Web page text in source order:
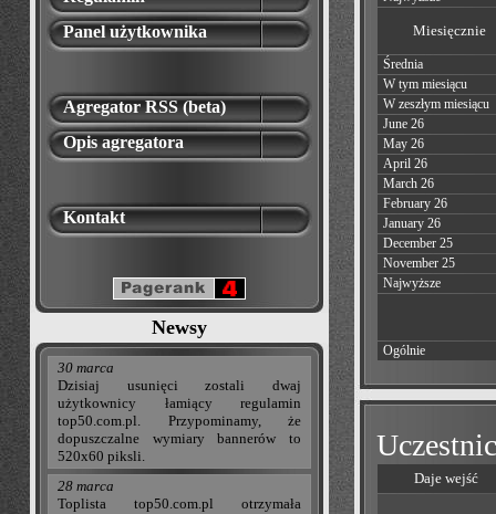
Panel użytkownika
Agregator RSS (beta)
Opis agregatora
Kontakt
Newsy
30 marca
Dzisiaj usunięci zostali dwaj
użytkownicy łamiący regulamin
top50.com.pl. Przypominamy, że
dopuszczalne wymiary bannerów to
520x60 piksli.
28 marca
Toplista top50.com.pl otrzymała
Miesięcznie
Średnia
W tym miesiącu
W zeszłym miesiącu
June 26
May 26
April 26
March 26
February 26
January 26
December 25
November 25
Najwyższe
Ogólnie
Daje wejść